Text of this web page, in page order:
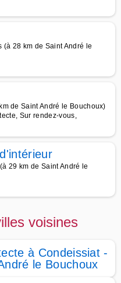
28 km de Saint André le
de Saint André le Bouchoux)
Sur rendez-vous,
29 km de Saint André le
voisines
à Condeissiat -
le Bouchoux